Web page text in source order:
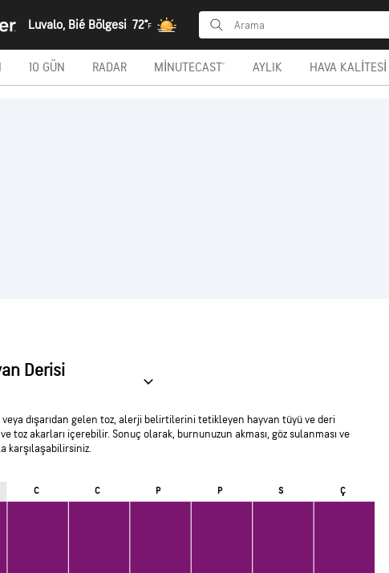
Luvalo, Bié Bölgesi 72°F
10 GÜN RADAR MINUTECAST® AYLIK HAVA KALITESI
Derisi
dışarıdan gelen toz, alerji belirtilerini tetikleyen hayvan tüyü ve deri
toz akarları içerebilir. Sonuç olarak, burnunuzun akması, göz sulanması ve
karşılaşabilirsiniz.
C C P P S Ç